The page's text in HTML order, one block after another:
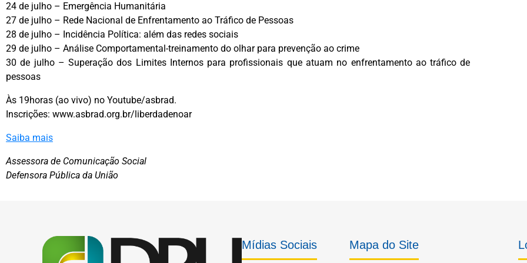
24 de julho – Emergência Humanitária
27 de julho – Rede Nacional de Enfrentamento ao Tráfico de Pessoas
28 de julho – Incidência Política: além das redes sociais
29 de julho – Análise Comportamental-treinamento do olhar para prevenção ao crime
30 de julho – Superação dos Limites Internos para profissionais que atuam no enfrentamento ao tráfico de
pessoas
Às 19horas (ao vivo) no Youtube/asbrad.
Inscrições: www.asbrad.org.br/liberdadenoar
Saiba mais
Assessora de Comunicação Social
Defensora Pública da União
Mídias Sociais Mapa do Site